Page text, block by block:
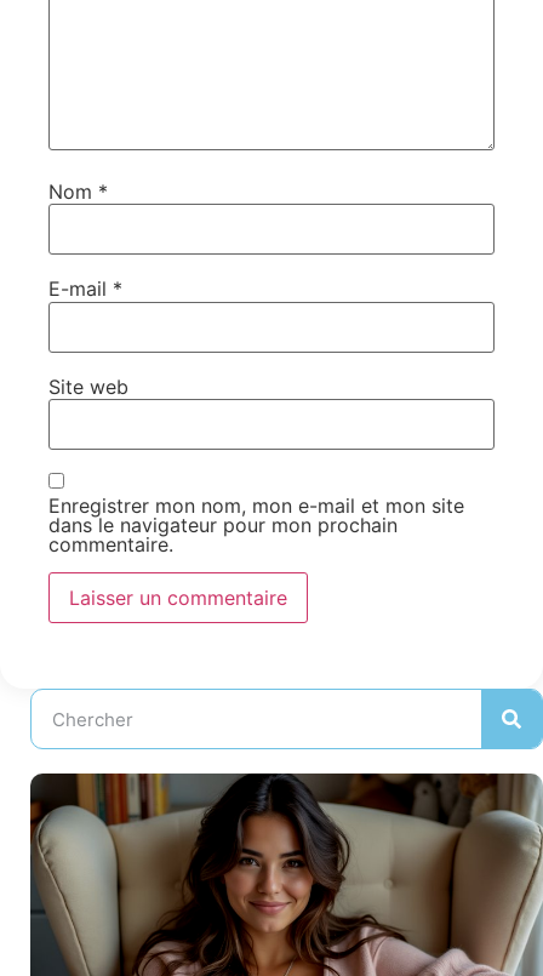
Nom *
E-mail *
Site web
Enregistrer mon nom, mon e-mail et mon site
dans le navigateur pour mon prochain
commentaire.